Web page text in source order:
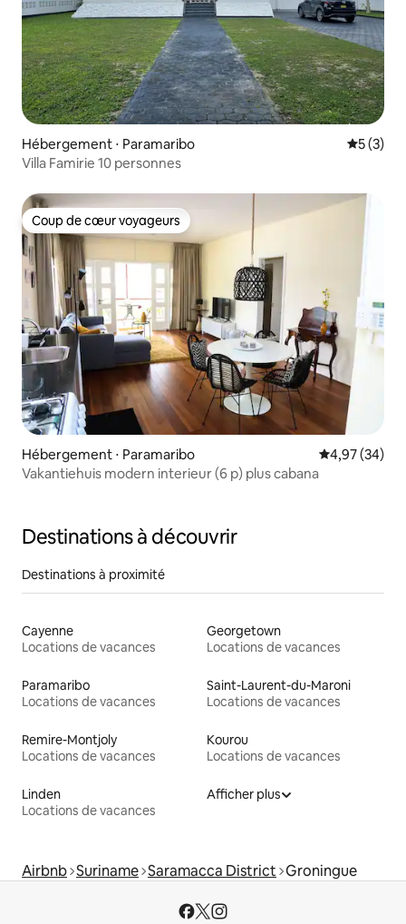
Hébergement ⋅ Paramaribo
5 (3)
Villa Famirie 10 personnes
Coup de cœur voyageurs
Coup de cœur voyageurs
Hébergement ⋅ Paramaribo Évaluation
4,97 (34)
Vakantiehuis modern interieur (6 p) plus cabana
Destinations à découvrir
Destinations à proximité
Cayenne
Locations de vacances
Georgetown
Locations de vacances
Paramaribo
Locations de vacances
Saint-Laurent-du-Maroni
Locations de vacances
Remire-Montjoly
Locations de vacances
Kourou
Locations de vacances
Linden
Locations de vacances
Afficher plus
Airbnb Suriname Saramacca District Groningue